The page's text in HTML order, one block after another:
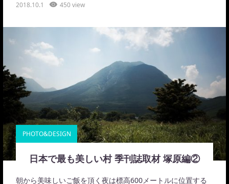
2018.10.1 450 view
PHOTO&DESIGN
日本で最も美しい村 季刊誌取材 塚原編②
朝から美味しいご飯を頂く夜は標高600メートルに位置する